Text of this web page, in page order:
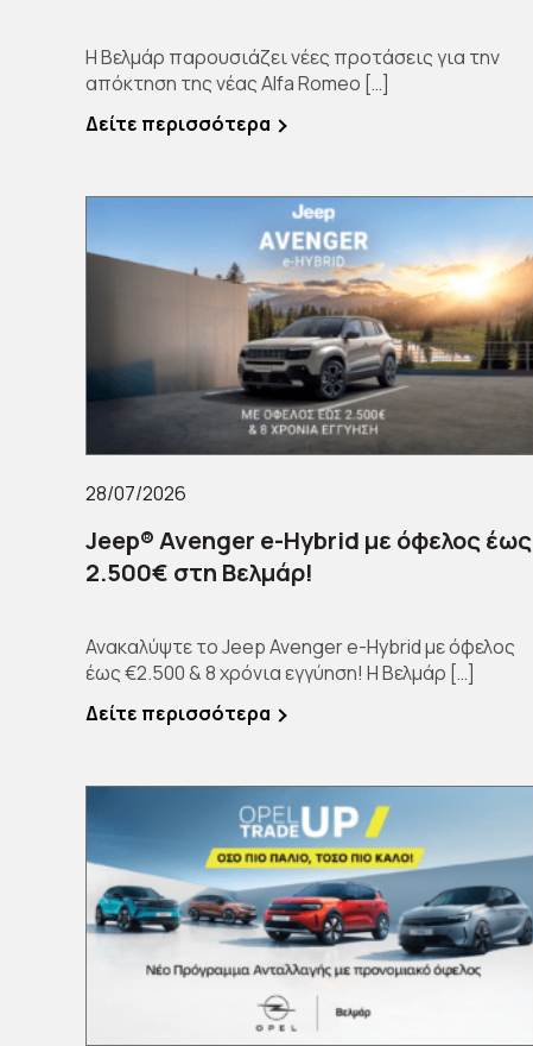
Η Βελμάρ παρουσιάζει νέες προτάσεις για την
απόκτηση της νέας Alfa Romeo […]
Δείτε περισσότερα
28/07/2026
Jeep® Avenger e-Hybrid με όφελος έως
2.500€ στη Βελμάρ!
Ανακαλύψτε το Jeep Avenger e-Hybrid με όφελος
έως €2.500 & 8 χρόνια εγγύηση! Η Βελμάρ […]
Δείτε περισσότερα